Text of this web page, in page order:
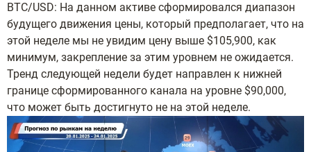
BTC/USD: На данном активе сформировался диапазон
будущего движения цены, который предполагает, что на
этой неделе мы не увидим цену выше $105,900, как
минимум, закрепление за этим уровнем не ожидается.
Тренд следующей недели будет направлен к нижней
границе сформированного канала на уровне $90,000,
что может быть достигнуто не на этой неделе.